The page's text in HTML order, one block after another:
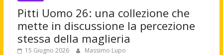
Pitti Uomo 26: una collezione che
mette in discussione la percezione
stessa della maglieria
15 Giugno 2026 Massimo Lupo